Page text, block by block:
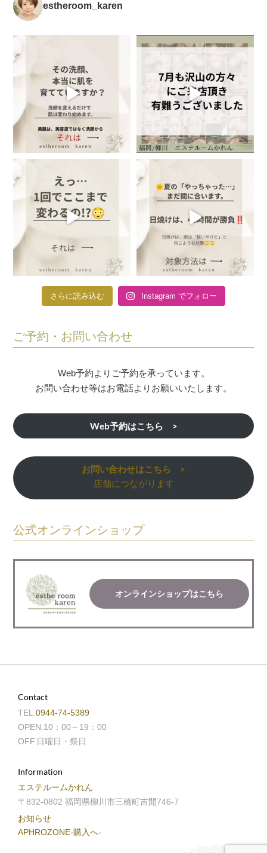
estheroom_karen
さらに読み込む Instagram でフォロー
ご予約・お問い合わせ
Web予約よりご予約を承っています。
お問い合わせ等はお電話よりお願いいたします。
Web予約はこちら >
お問い合わせはこちら >
店舗につながります
公式オンラインショップ
オンラインショップはこちら
Contact
TEL.0944-74-5389
OPEN.10：00～19：00
OFF.日曜日・祭日
Information
エステルームかれん
〒832-0802 福岡県柳川市三橋町吉開746-7
お知らせ
APHROZONE-購入へ-